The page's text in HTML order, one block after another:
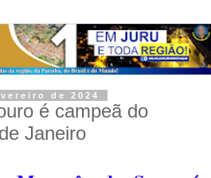
de 2024
é campeã do
Janeiro